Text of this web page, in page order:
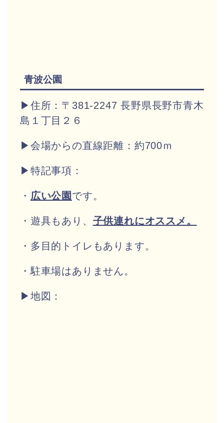
青波公園
▶住所：〒381-2247 長野県長野市青木
島１丁目２６
▶会場からの直線距離：約700ｍ
▶特記事項：
・ 広い公園 です。
・遊具もあり、 子供連れにオススメ。
・多目的トイレもあります。
・駐車場はありません。
▶地図：